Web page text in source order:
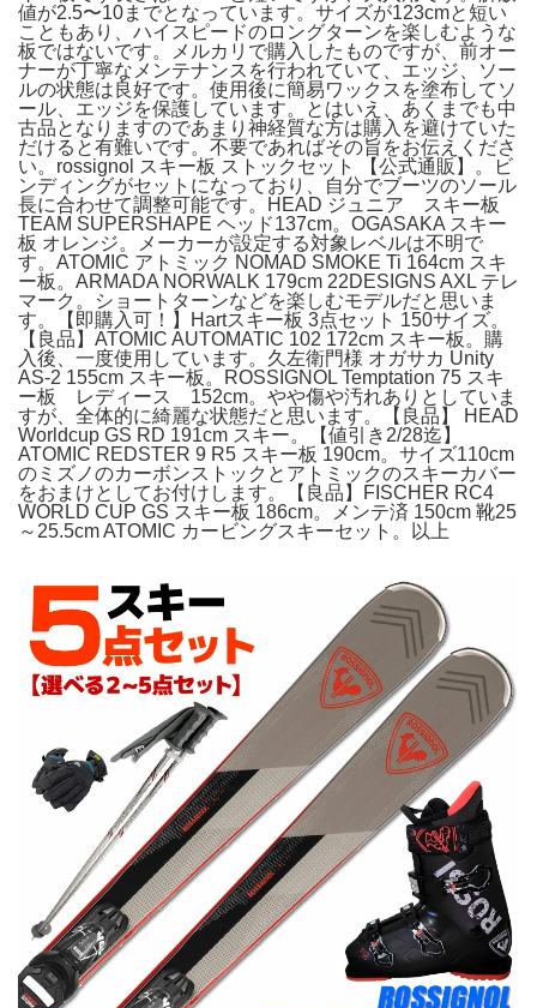
値が2.5〜10までとなっています。サイズが123cmと短い
こともあり、ハイスピードのロングターンを楽しむような
板ではないです。メルカリで購入したものですが、前オー
ナーが丁寧なメンテナンスを行われていて、エッジ、ソー
ルの状態は良好です。使用後に簡易ワックスを塗布してソ
ール、エッジを保護しています。とはいえ、あくまでも中
古品となりますのであまり神経質な方は購入を避けていた
だけると有難いです。不要であればその旨をお伝えくださ
い。rossignol スキー板 ストックセット 【公式通販】。ビ
ンディングがセットになっており、自分でブーツのソール
長に合わせて調整可能です。HEAD ジュニア スキー板
TEAM SUPERSHAPE ヘッド137cm。OGASAKA スキー
板 オレンジ。メーカーが設定する対象レベルは不明で
す。ATOMIC アトミック NOMAD SMOKE Ti 164cm スキ
ー板。ARMADA NORWALK 179cm 22DESIGNS AXL テレ
マーク。ショートターンなどを楽しむモデルだと思いま
す。【即購入可！】Hartスキー板 3点セット 150サイズ。
【良品】ATOMIC AUTOMATIC 102 172cm スキー板。購
入後、一度使用しています。久左衛門様 オガサカ Unity
AS-2 155cm スキー板。ROSSIGNOL Temptation 75 スキ
ー板 レディース 152cm。やや傷や汚れありとしていま
すが、全体的に綺麗な状態だと思います。【良品】 HEAD
Worldcup GS RD 191cm スキー。【値引き2/28迄】
ATOMIC REDSTER 9 R5 スキー板 190cm。サイズ110cm
のミズノのカーボンストックとアトミックのスキーカバー
をおまけとしてお付けします。【良品】FISCHER RC4
WORLD CUP GS スキー板 186cm。メンテ済 150cm 靴25
～25.5cm ATOMIC カービングスキーセット。以上